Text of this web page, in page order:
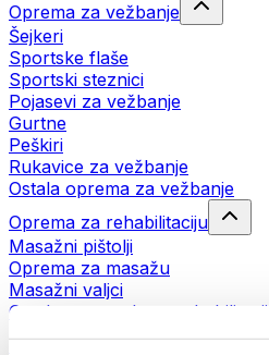
Oprema za vežbanje
Šejkeri
Sportske flaše
Sportski steznici
Pojasevi za vežbanje
Gurtne
Peškiri
Rukavice za vežbanje
Ostala oprema za vežbanje
Oprema za rehabilitaciju
Masažni pištolji
Oprema za masažu
Masažni valjci
Ostala pomagala za rehabilitaciju
Torbe i rančevi